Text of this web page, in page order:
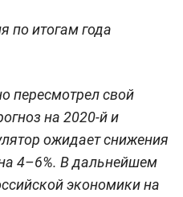
по итогам года
пересмотрел свой
на 2020-й и
ожидает снижения
4–6%. В дальнейшем
экономики на